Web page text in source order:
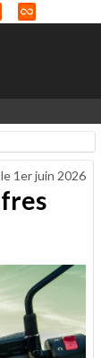
1er juin 2026